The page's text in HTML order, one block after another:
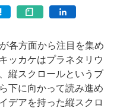
各方面から注目を集め
ッカケはプラネタリウ
縦スクロールというブ
下に向かって読み進め
デアを持った縦スクロ